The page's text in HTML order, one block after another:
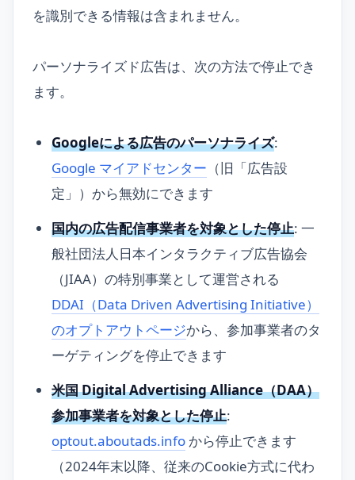
を識別できる情報は含まれません。
パーソナライズド広告は、次の方法で停止でき
ます。
Googleによる広告のパーソナライズ:
Google マイアドセンター （旧「広告設
定」）から無効にできます
国内の広告配信事業者を対象とした停止: 一
般社団法人日本インタラクティブ広告協会
（JIAA）の特別事業として運営される
DDAI（Data Driven Advertising Initiative）
のオプトアウトページから、参加事業者のタ
ーゲティングを停止できます
米国 Digital Advertising Alliance（DAA）
参加事業者を対象とした停止:
optout.aboutads.info から停止できます
（2024年末以降、従来のCookie方式に代わ